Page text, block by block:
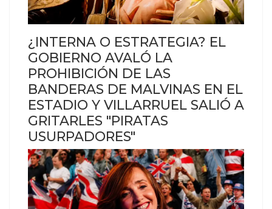
¿INTERNA O ESTRATEGIA? EL
GOBIERNO AVALÓ LA
PROHIBICIÓN DE LAS
BANDERAS DE MALVINAS EN EL
ESTADIO Y VILLARRUEL SALIÓ A
GRITARLES "PIRATAS
USURPADORES"